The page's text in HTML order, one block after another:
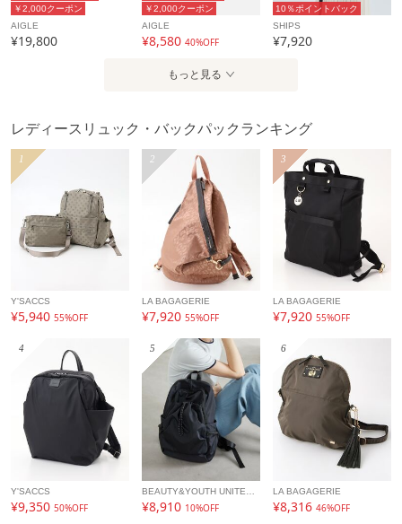
￥2,000クーポン
AIGLE
¥19,800
￥2,000クーポン
AIGLE
¥8,580 40%OFF
10％ポイントバック
SHIPS
¥7,920
もっと見る
レディースリュック・バックパックランキング
1
Y'SACCS
¥5,940 55%OFF
2
LA BAGAGERIE
¥7,92055%OFF
3
LA BAGAGERIE
¥7,92055%OFF
4
Y'SACCS
¥9,350 50%OFF
5
¥8,910 10%OFF
6
LA BAGAGERIE
¥8,31646%OFF